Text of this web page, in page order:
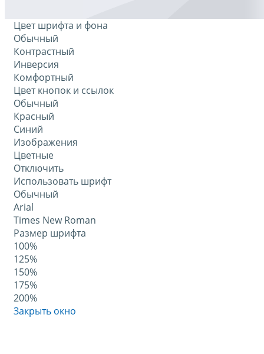
Цвет шрифта и фона
Обычный
Контрастный
Инверсия
Комфортный
Цвет кнопок и ссылок
Обычный
Красный
Синий
Изображения
Цветные
Отключить
Использовать шрифт
Обычный
Arial
Times New Roman
Размер шрифта
100%
125%
150%
175%
200%
Закрыть окно